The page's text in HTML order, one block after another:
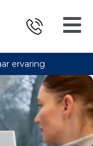
ervaring